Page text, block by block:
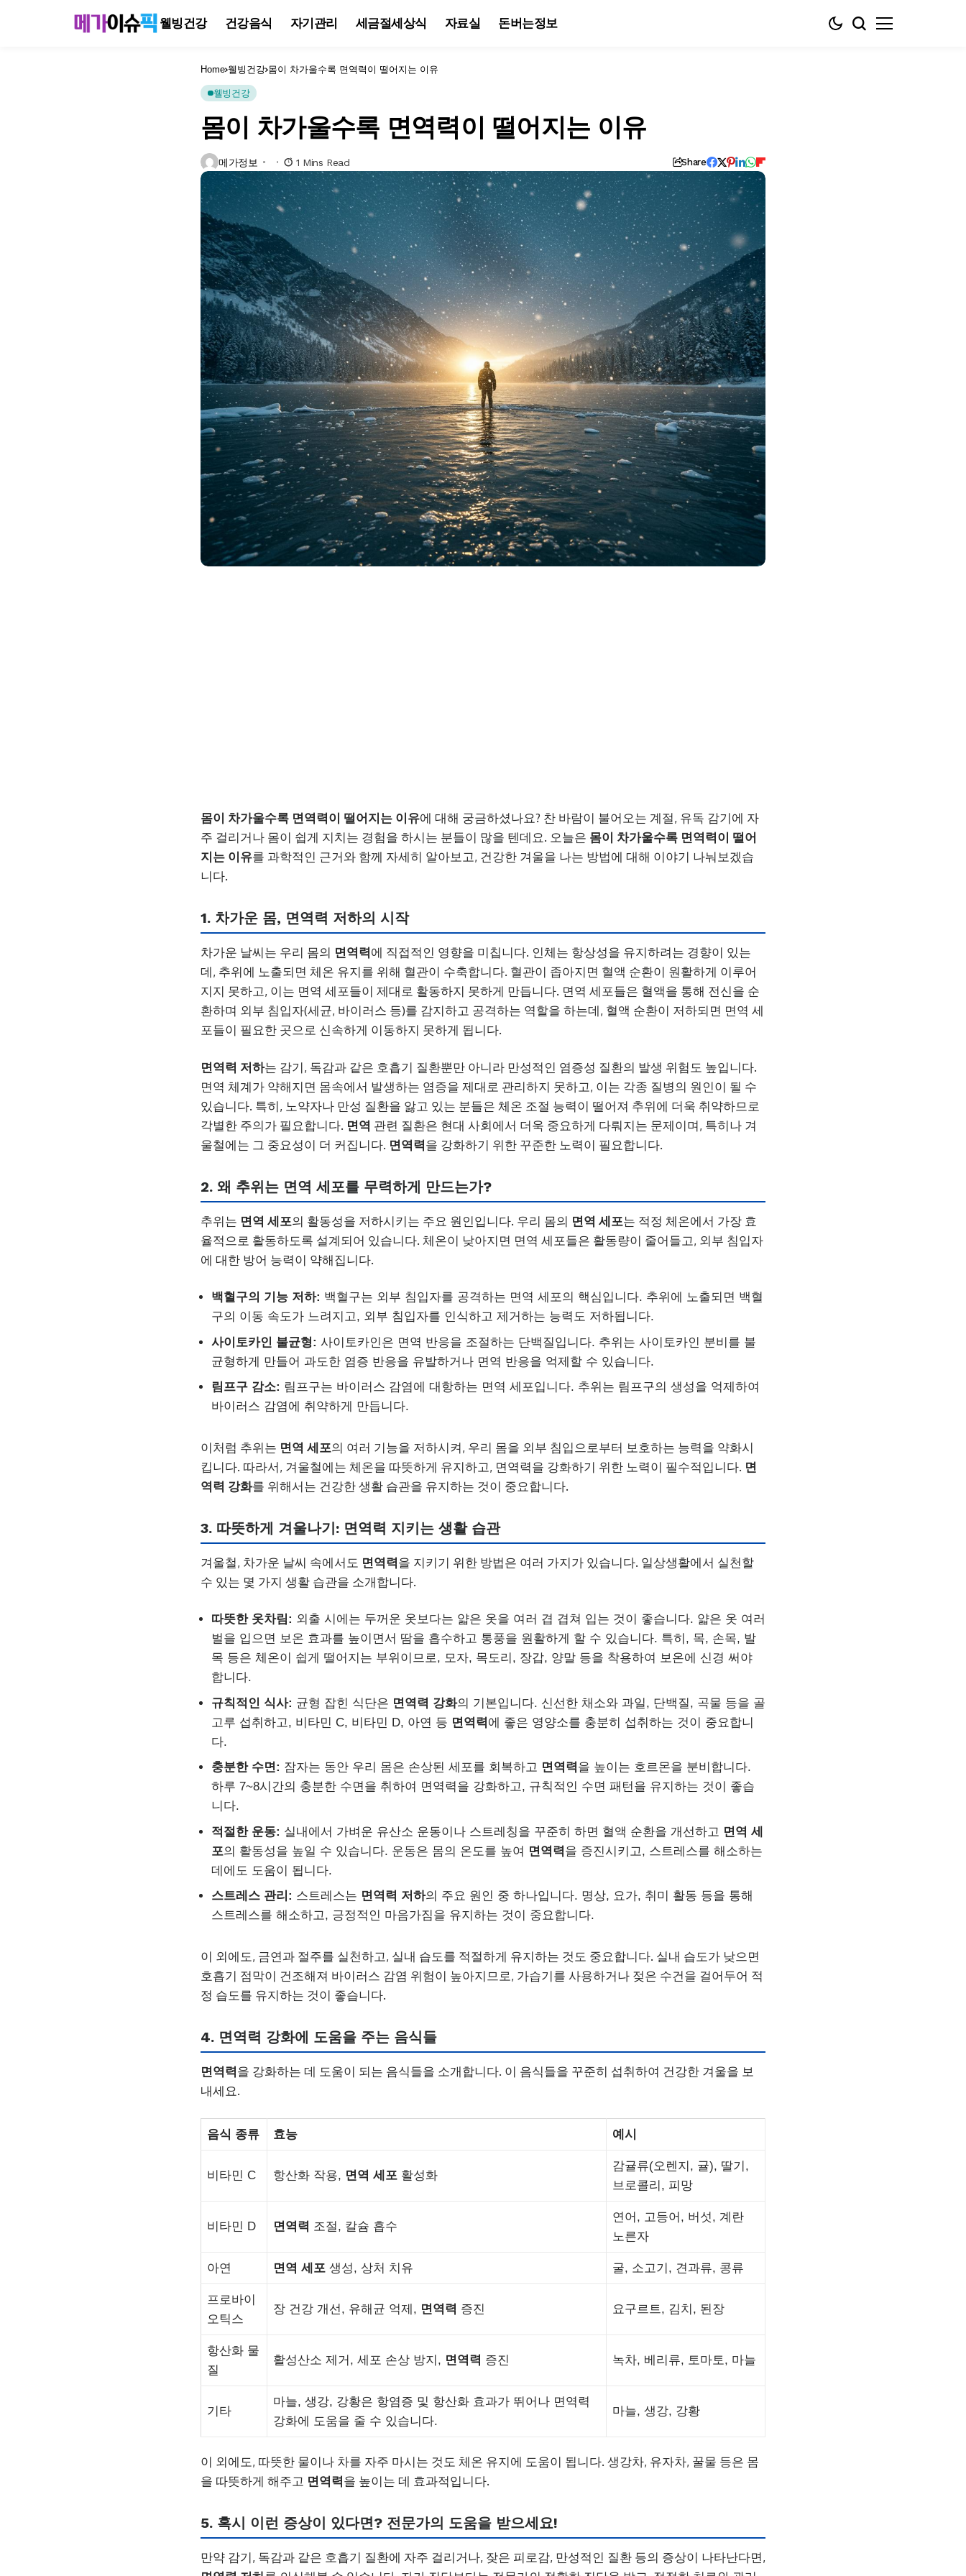
웰빙건강 건강음식 자기관리 세금절세상식 자료실 돈버는정보
Home 웰빙건강 몸이 차가울수록 면역력이 떨어지는 이유
웰빙건강
몸이 차가울수록 면역력이 떨어지는 이유
메가정보 1 Mins Read Share
몸이 차가울수록 면역력이 떨어지는 이유에 대해 궁금하셨나요? 찬 바람이 불어오는 계절, 유독 감기에 자
주 걸리거나 몸이 쉽게 지치는 경험을 하시는 분들이 많을 텐데요. 오늘은 몸이 차가울수록 면역력이 떨어
지는 이유를 과학적인 근거와 함께 자세히 알아보고, 건강한 겨울을 나는 방법에 대해 이야기 나눠보겠습
니다.
1. 차가운 몸, 면역력 저하의 시작
차가운 날씨는 우리 몸의 면역력에 직접적인 영향을 미칩니다. 인체는 항상성을 유지하려는 경향이 있는
데, 추위에 노출되면 체온 유지를 위해 혈관이 수축합니다. 혈관이 좁아지면 혈액 순환이 원활하게 이루어
지지 못하고, 이는 면역 세포들이 제대로 활동하지 못하게 만듭니다. 면역 세포들은 혈액을 통해 전신을 순
환하며 외부 침입자(세균, 바이러스 등)를 감지하고 공격하는 역할을 하는데, 혈액 순환이 저하되면 면역 세
포들이 필요한 곳으로 신속하게 이동하지 못하게 됩니다.
면역력 저하는 감기, 독감과 같은 호흡기 질환뿐만 아니라 만성적인 염증성 질환의 발생 위험도 높입니다.
면역 체계가 약해지면 몸속에서 발생하는 염증을 제대로 관리하지 못하고, 이는 각종 질병의 원인이 될 수
있습니다. 특히, 노약자나 만성 질환을 앓고 있는 분들은 체온 조절 능력이 떨어져 추위에 더욱 취약하므로
각별한 주의가 필요합니다. 면역 관련 질환은 현대 사회에서 더욱 중요하게 다뤄지는 문제이며, 특히나 겨
울철에는 그 중요성이 더 커집니다. 면역력을 강화하기 위한 꾸준한 노력이 필요합니다.
2. 왜 추위는 면역 세포를 무력하게 만드는가?
추위는 면역 세포의 활동성을 저하시키는 주요 원인입니다. 우리 몸의 면역 세포는 적정 체온에서 가장 효
율적으로 활동하도록 설계되어 있습니다. 체온이 낮아지면 면역 세포들은 활동량이 줄어들고, 외부 침입자
에 대한 방어 능력이 약해집니다.
백혈구의 기능 저하: 백혈구는 외부 침입자를 공격하는 면역 세포의 핵심입니다. 추위에 노출되면 백혈
구의 이동 속도가 느려지고, 외부 침입자를 인식하고 제거하는 능력도 저하됩니다.
사이토카인 불균형: 사이토카인은 면역 반응을 조절하는 단백질입니다. 추위는 사이토카인 분비를 불
균형하게 만들어 과도한 염증 반응을 유발하거나 면역 반응을 억제할 수 있습니다.
림프구 감소: 림프구는 바이러스 감염에 대항하는 면역 세포입니다. 추위는 림프구의 생성을 억제하여
바이러스 감염에 취약하게 만듭니다.
이처럼 추위는 면역 세포의 여러 기능을 저하시켜, 우리 몸을 외부 침입으로부터 보호하는 능력을 약화시
킵니다. 따라서, 겨울철에는 체온을 따뜻하게 유지하고, 면역력을 강화하기 위한 노력이 필수적입니다. 면
역력 강화를 위해서는 건강한 생활 습관을 유지하는 것이 중요합니다.
3. 따뜻하게 겨울나기: 면역력 지키는 생활 습관
겨울철, 차가운 날씨 속에서도 면역력을 지키기 위한 방법은 여러 가지가 있습니다. 일상생활에서 실천할
수 있는 몇 가지 생활 습관을 소개합니다.
따뜻한 옷차림: 외출 시에는 두꺼운 옷보다는 얇은 옷을 여러 겹 겹쳐 입는 것이 좋습니다. 얇은 옷 여러
벌을 입으면 보온 효과를 높이면서 땀을 흡수하고 통풍을 원활하게 할 수 있습니다. 특히, 목, 손목, 발
목 등은 체온이 쉽게 떨어지는 부위이므로, 모자, 목도리, 장갑, 양말 등을 착용하여 보온에 신경 써야
합니다.
규칙적인 식사: 균형 잡힌 식단은 면역력 강화의 기본입니다. 신선한 채소와 과일, 단백질, 곡물 등을 골
고루 섭취하고, 비타민 C, 비타민 D, 아연 등 면역력에 좋은 영양소를 충분히 섭취하는 것이 중요합니
다.
충분한 수면: 잠자는 동안 우리 몸은 손상된 세포를 회복하고 면역력을 높이는 호르몬을 분비합니다.
하루 7~8시간의 충분한 수면을 취하여 면역력을 강화하고, 규칙적인 수면 패턴을 유지하는 것이 좋습
니다.
적절한 운동: 실내에서 가벼운 유산소 운동이나 스트레칭을 꾸준히 하면 혈액 순환을 개선하고 면역 세
포의 활동성을 높일 수 있습니다. 운동은 몸의 온도를 높여 면역력을 증진시키고, 스트레스를 해소하는
데에도 도움이 됩니다.
스트레스 관리: 스트레스는 면역력 저하의 주요 원인 중 하나입니다. 명상, 요가, 취미 활동 등을 통해
스트레스를 해소하고, 긍정적인 마음가짐을 유지하는 것이 중요합니다.
이 외에도, 금연과 절주를 실천하고, 실내 습도를 적절하게 유지하는 것도 중요합니다. 실내 습도가 낮으면
호흡기 점막이 건조해져 바이러스 감염 위험이 높아지므로, 가습기를 사용하거나 젖은 수건을 걸어두어 적
정 습도를 유지하는 것이 좋습니다.
4. 면역력 강화에 도움을 주는 음식들
면역력을 강화하는 데 도움이 되는 음식들을 소개합니다. 이 음식들을 꾸준히 섭취하여 건강한 겨울을 보
내세요.
음식 종류 효능 예시
비타민 C 항산화 작용, 면역 세포 활성화
감귤류(오렌지, 귤), 딸기,
브로콜리, 피망
비타민 D 면역력 조절, 칼슘 흡수
연어, 고등어, 버섯, 계란
노른자
아연 면역 세포 생성, 상처 치유 굴, 소고기, 견과류, 콩류
프로바이
오틱스
장 건강 개선, 유해균 억제, 면역력 증진 요구르트, 김치, 된장
항산화 물
질
활성산소 제거, 세포 손상 방지, 면역력 증진 녹차, 베리류, 토마토, 마늘
기타
마늘, 생강, 강황은 항염증 및 항산화 효과가 뛰어나 면역력
강화에 도움을 줄 수 있습니다.
마늘, 생강, 강황
이 외에도, 따뜻한 물이나 차를 자주 마시는 것도 체온 유지에 도움이 됩니다. 생강차, 유자차, 꿀물 등은 몸
을 따뜻하게 해주고 면역력을 높이는 데 효과적입니다.
5. 혹시 이런 증상이 있다면? 전문가의 도움을 받으세요!
만약 감기, 독감과 같은 호흡기 질환에 자주 걸리거나, 잦은 피로감, 만성적인 질환 등의 증상이 나타난다면,